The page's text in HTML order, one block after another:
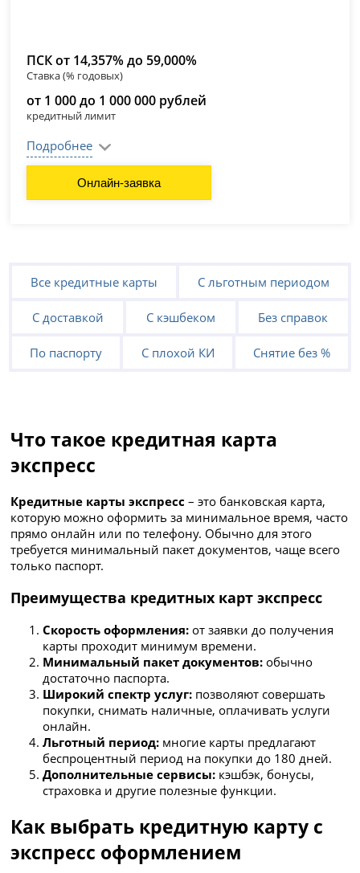
ПСК от 14,357% до 59,000%
Ставка (% годовых)
от 1 000 до 1 000 000 рублей
кредитный лимит
Подробнее
Онлайн-заявка
Все кредитные карты С льготным периодом
С доставкой С кэшбеком Без справок
По паспорту С плохой КИ Снятие без %
Что такое кредитная карта
экспресс
Кредитные карты экспресс– это банковская карта,
которую можно оформить за минимальное время, часто
прямо онлайн или по телефону. Обычно для этого
требуется минимальный пакет документов, чаще всего
только паспорт.
Преимущества кредитных карт экспресс
Скорость оформления: от заявки до получения
карты проходит минимум времени.
Минимальный пакет документов: обычно
достаточно паспорта.
Широкий спектр услуг: позволяют совершать
покупки, снимать наличные, оплачивать услуги
онлайн.
Льготный период: многие карты предлагают
беспроцентный период на покупки до 180 дней.
Дополнительные сервисы: кэшбэк, бонусы,
страховка и другие полезные функции.
Как выбрать кредитную карту с
экспресс оформлением